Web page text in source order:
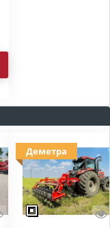
Деметра